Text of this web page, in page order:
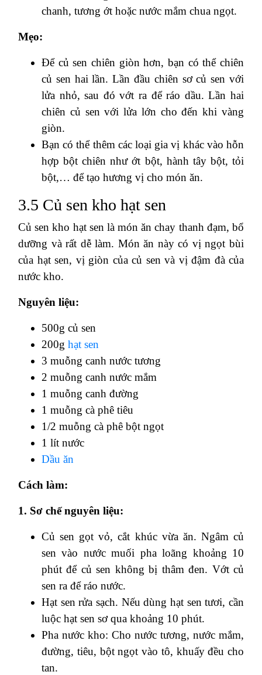
chanh, tương ớt hoặc nước mắm chua ngọt.
Mẹo:
Để củ sen chiên giòn hơn, bạn có thể chiên
củ sen hai lần. Lần đầu chiên sơ củ sen với
lửa nhỏ, sau đó vớt ra để ráo dầu. Lần hai
chiên củ sen với lửa lớn cho đến khi vàng
giòn.
Bạn có thể thêm các loại gia vị khác vào hỗn
hợp bột chiên như ớt bột, hành tây bột, tỏi
bột,… để tạo hương vị cho món ăn.
3.5 Củ sen kho hạt sen
Củ sen kho hạt sen là món ăn chay thanh đạm, bổ
dưỡng và rất dễ làm. Món ăn này có vị ngọt bùi
của hạt sen, vị giòn của củ sen và vị đậm đà của
nước kho.
Nguyên liệu:
500g củ sen
200g hạt sen
3 muỗng canh nước tương
2 muỗng canh nước mắm
1 muỗng canh đường
1 muỗng cà phê tiêu
1/2 muỗng cà phê bột ngọt
1 lít nước
Dầu ăn
Cách làm:
1. Sơ chế nguyên liệu:
Củ sen gọt vỏ, cắt khúc vừa ăn. Ngâm củ
sen vào nước muối pha loãng khoảng 10
phút để củ sen không bị thâm đen. Vớt củ
sen ra để ráo nước.
Hạt sen rửa sạch. Nếu dùng hạt sen tươi, cần
luộc hạt sen sơ qua khoảng 10 phút.
Pha nước kho: Cho nước tương, nước mắm,
đường, tiêu, bột ngọt vào tô, khuấy đều cho
tan.